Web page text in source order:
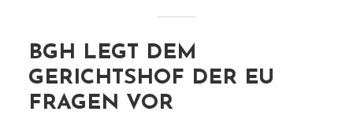
BGH LEGT DEM
GERICHTSHOF DER EU
FRAGEN VOR